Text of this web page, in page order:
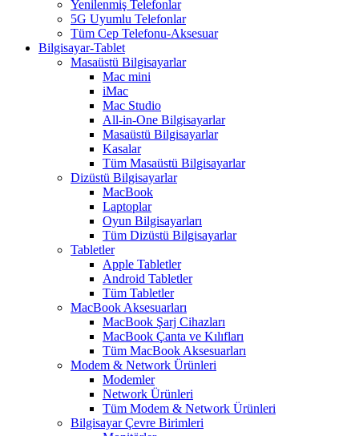
Yenilenmiş Telefonlar
5G Uyumlu Telefonlar
Tüm Cep Telefonu-Aksesuar
Bilgisayar-Tablet
Masaüstü Bilgisayarlar
Mac mini
iMac
Mac Studio
All-in-One Bilgisayarlar
Masaüstü Bilgisayarlar
Kasalar
Tüm Masaüstü Bilgisayarlar
Dizüstü Bilgisayarlar
MacBook
Laptoplar
Oyun Bilgisayarları
Tüm Dizüstü Bilgisayarlar
Tabletler
Apple Tabletler
Android Tabletler
Tüm Tabletler
MacBook Aksesuarları
MacBook Şarj Cihazları
MacBook Çanta ve Kılıfları
Tüm MacBook Aksesuarları
Modem & Network Ürünleri
Modemler
Network Ürünleri
Tüm Modem & Network Ürünleri
Bilgisayar Çevre Birimleri